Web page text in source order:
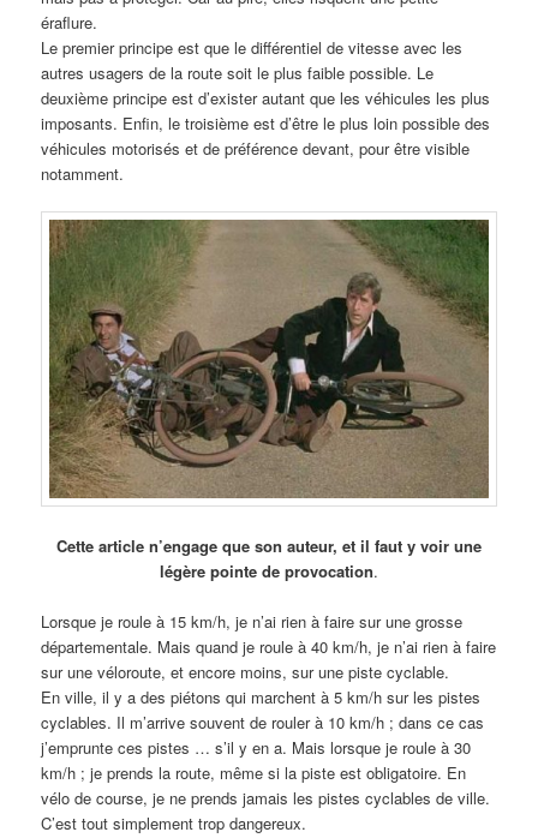
éraflure.
Le premier principe est que le différentiel de vitesse avec les
autres usagers de la route soit le plus faible possible. Le
deuxième principe est d’exister autant que les véhicules les plus
imposants. Enfin, le troisième est d’être le plus loin possible des
véhicules motorisés et de préférence devant, pour être visible
notamment.
Cette article n’engage que son auteur, et il faut y voir une
légère pointe de provocation.
Lorsque je roule à 15 km/h, je n’ai rien à faire sur une grosse
départementale. Mais quand je roule à 40 km/h, je n’ai rien à faire
sur une véloroute, et encore moins, sur une piste cyclable.
En ville, il y a des piétons qui marchent à 5 km/h sur les pistes
cyclables. Il m’arrive souvent de rouler à 10 km/h ; dans ce cas
j’emprunte ces pistes … s’il y en a. Mais lorsque je roule à 30
km/h ; je prends la route, même si la piste est obligatoire. En
vélo de course, je ne prends jamais les pistes cyclables de ville.
C’est tout simplement trop dangereux.